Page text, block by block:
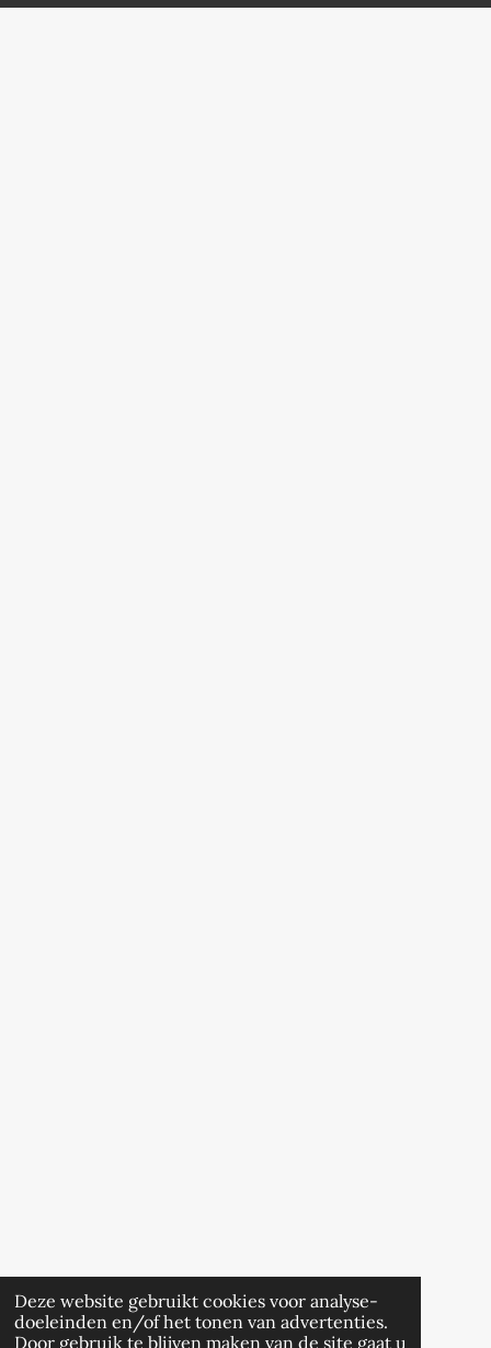
Deze website gebruikt cookies voor analyse-
doeleinden en/of het tonen van advertenties.
Door gebruik te blijven maken van de site gaat u